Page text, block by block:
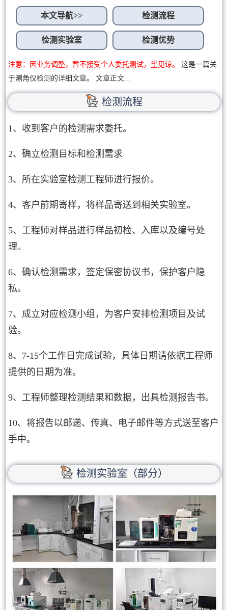
本文导航>> 检测流程
检测实验室 检测优势
注意：因业务调整，暂不接受个人委托测试，望见谅。
这是一篇关
于测角仪检测的详细文章。 文章正文...
检测流程
1、收到客户的检测需求委托。
2、确立检测目标和检测需求
3、所在实验室检测工程师进行报价。
4、客户前期寄样，将样品寄送到相关实验室。
5、工程师对样品进行样品初检、入库以及编号处
理。
6、确认检测需求，签定保密协议书，保护客户隐
私。
7、成立对应检测小组，为客户安排检测项目及试
验。
8、7-15个工作日完成试验，具体日期请依据工程师
提供的日期为准。
9、工程师整理检测结果和数据，出具检测报告书。
10、将报告以邮递、传真、电子邮件等方式送至客户
手中。
检测实验室（部分）